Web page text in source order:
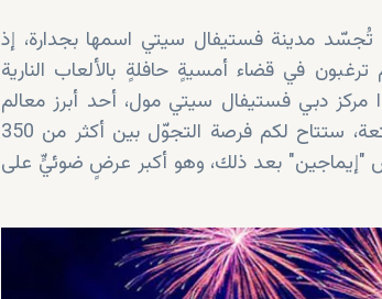
مدينة فستيفال سيتي اسمها بجدارة، إذ
في قضاء أمسيةٍ حافلةٍ بالألعاب النارية
مركز دبي فستيفال سيتي مول، أحد أبرز معالم
المنطقة. هناك، إلى جانب كلّ هذه الأنشطة الممتعة، ستتاح لكم فرصة التجوّل بين أكثر من 350
"إيماجين" بعد ذلك، وهو أكبر عرضٍ ضوئيٍّ على